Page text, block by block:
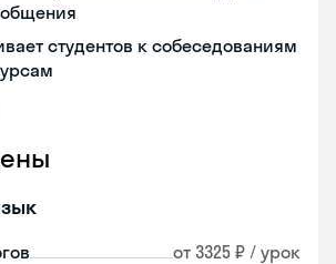
студентов к собеседованиям
от 3325 ₽ / урок